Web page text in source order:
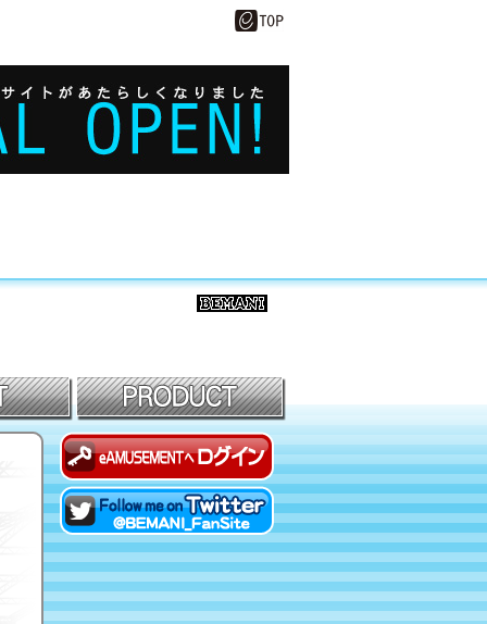
eAMUSEMENTにログイン
Twitterでファンサイトアカ
ウントをフォロー！